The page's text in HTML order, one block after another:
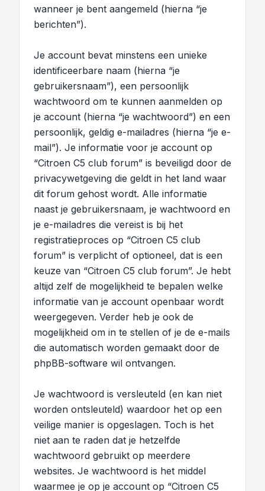
wanneer je bent aangemeld (hierna “je
berichten”).
Je account bevat minstens een unieke
identificeerbare naam (hierna “je
gebruikersnaam”), een persoonlijk
wachtwoord om te kunnen aanmelden op
je account (hierna “je wachtwoord”) en een
persoonlijk, geldig e-mailadres (hierna “je e-
mail”). Je informatie voor je account op
“Citroen C5 club forum” is beveiligd door de
privacywetgeving die geldt in het land waar
dit forum gehost wordt. Alle informatie
naast je gebruikersnaam, je wachtwoord en
je e-mailadres die vereist is bij het
registratieproces op “Citroen C5 club
forum” is verplicht of optioneel, dat is een
keuze van “Citroen C5 club forum”. Je hebt
altijd zelf de mogelijkheid te bepalen welke
informatie van je account openbaar wordt
weergegeven. Verder heb je ook de
mogelijkheid om in te stellen of je de e-mails
die automatisch worden gemaakt door de
phpBB-software wil ontvangen.
Je wachtwoord is versleuteld (en kan niet
worden ontsleuteld) waardoor het op een
veilige manier is opgeslagen. Toch is het
niet aan te raden dat je hetzelfde
wachtwoord gebruikt op meerdere
websites. Je wachtwoord is het middel
waarmee je op je account op “Citroen C5